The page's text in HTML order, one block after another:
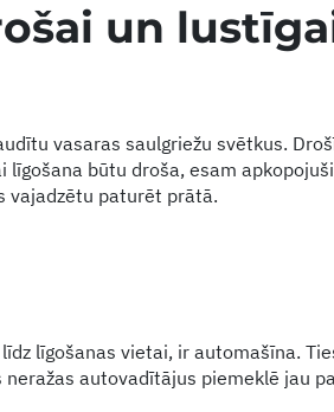
un
vasaras saulgriežu svētkus.
būtu droša, esam
vajadzētu paturēt prātā.
līgošanas vietai, ir automašīna.
autovadītājus piemeklē jau